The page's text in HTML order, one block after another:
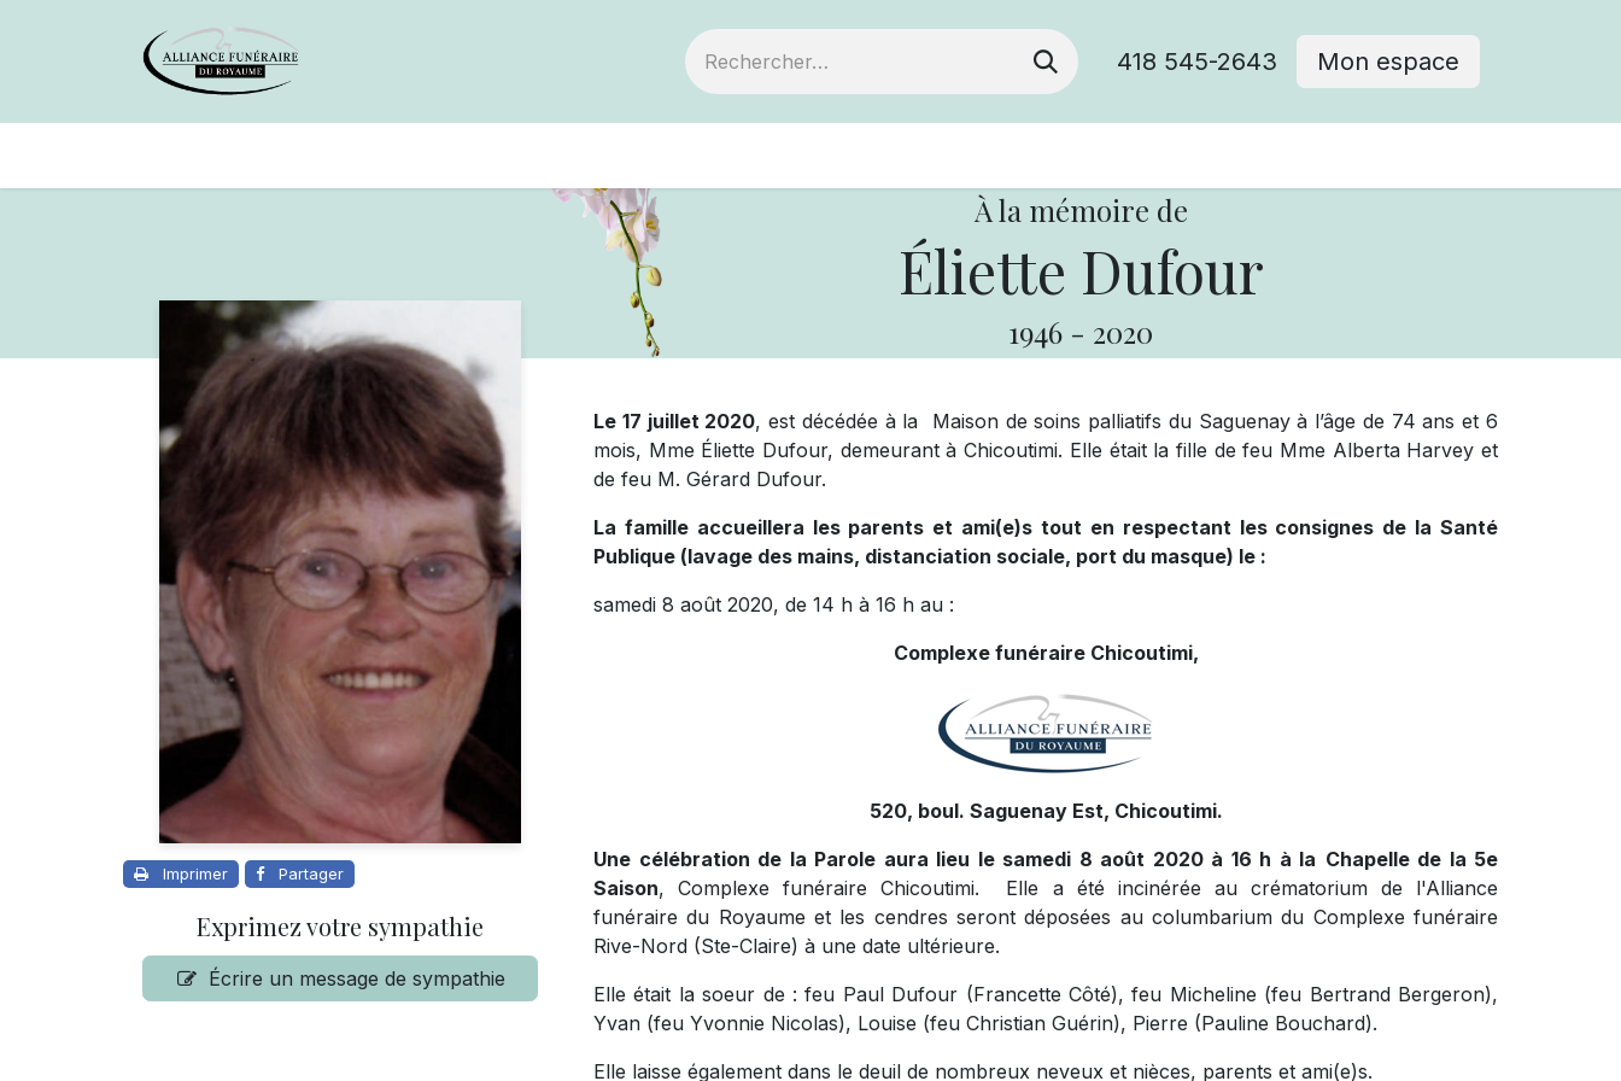
418 545-2643 Mon espace
À la mémoire de
Éliette Dufour
1946 - 2020
Imprimer Partager
Exprimez votre sympathie
Écrire un message de sympathie
Le 17 juillet 2020, est décédée à la Maison de soins palliatifs du Saguenay à l’âge de 74 ans et 6
mois, Mme Éliette Dufour, demeurant à Chicoutimi. Elle était la fille de feu Mme Alberta Harvey et
de feu M. Gérard Dufour.
La famille accueillera les parents et ami(e)s tout en respectant les consignes de la Santé
Publique (lavage des mains, distanciation sociale, port du masque) le :
samedi 8 août 2020, de 14 h à 16 h au :
Complexe funéraire Chicoutimi,
520, boul. Saguenay Est, Chicoutimi.
Une célébration de la Parole aura lieu le samedi 8 août 2020 à 16 h à la Chapelle de la 5e
Saison, Complexe funéraire Chicoutimi. Elle a été incinérée au crématorium de l'Alliance
funéraire du Royaume et les cendres seront déposées au columbarium du Complexe funéraire
Rive-Nord (Ste-Claire) à une date ultérieure.
Elle était la soeur de : feu Paul Dufour (Francette Côté), feu Micheline (feu Bertrand Bergeron),
Yvan (feu Yvonnie Nicolas), Louise (feu Christian Guérin), Pierre (Pauline Bouchard).
Elle laisse également dans le deuil de nombreux neveux et nièces, parents et ami(e)s.